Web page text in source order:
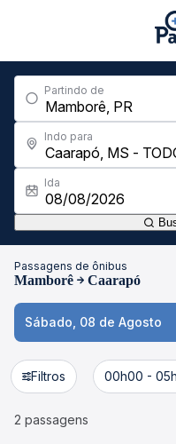
Partindo de
Indo para
Ida
Passagens de ônibus
Mamborê Caarapó
Sábado, 08 de Agosto
Filtros 00h00 -
2 passagens